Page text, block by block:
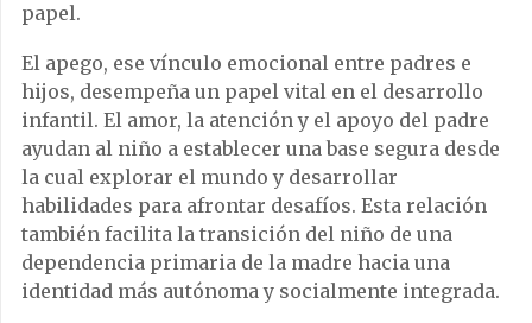
papel.
El apego, ese vínculo emocional entre padres e
hijos, desempeña un papel vital en el desarrollo
infantil. El amor, la atención y el apoyo del padre
ayudan al niño a establecer una base segura desde
la cual explorar el mundo y desarrollar
habilidades para afrontar desafíos. Esta relación
también facilita la transición del niño de una
dependencia primaria de la madre hacia una
identidad más autónoma y socialmente integrada.